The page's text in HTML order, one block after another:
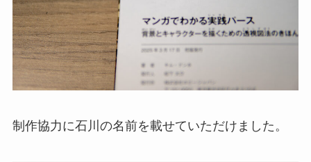
制作協力に石川の名前を載せていただけました。